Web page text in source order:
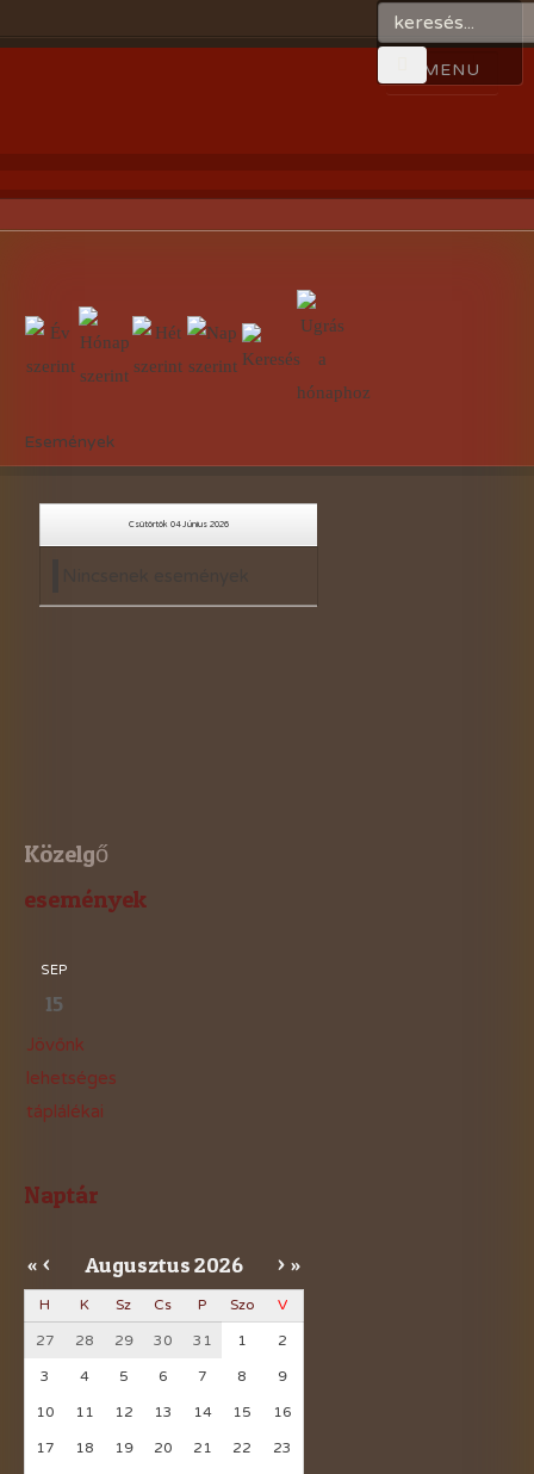
Események
Csütörtök 04 Június 2026
Közelgő
események
SEP
15
Jövőnk
lehetséges
táplálékai
Naptár
« < Augusztus2026 > »
H K Sz Cs P Szo V
27 28 29 30 31 1 2
3 4 5 6 7 8 9
10 11 12 13 14 15 16
17 18 19 20 21 22 23